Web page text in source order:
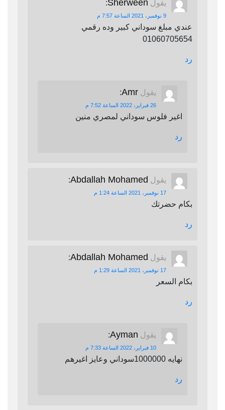
يقول Sherween
:
9 نوفمبر، 2021 الساعة 7:57 م
عندي مبلغ سوداني كبير وده رقمي
01060705654
رد
يقول Amr
:
26 فبراير، 2022 الساعة 7:52 م
اغير فلوس سوداني لمصري منين
رد
يقول Abdallah Mohamed
:
17 نوفمبر، 2021 الساعة 1:24 م
بكام حضرتك
رد
يقول Abdallah Mohamed
:
17 نوفمبر، 2021 الساعة 1:29 م
بكام السعر
رد
يقول Ayman
:
10 فبراير، 2022 الساعة 7:33 م
نهايه 1000000سوداني وعايز اغيرهم
رد